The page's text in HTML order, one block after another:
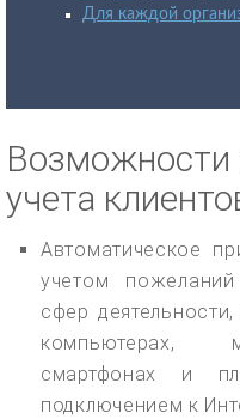
Для каждой
Возможности
учета
Автоматическое
учетом
сфер
компьютерах,
смартфонах и
подключением к